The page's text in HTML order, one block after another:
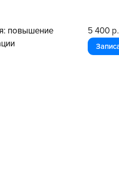
повышение
5 400 р.